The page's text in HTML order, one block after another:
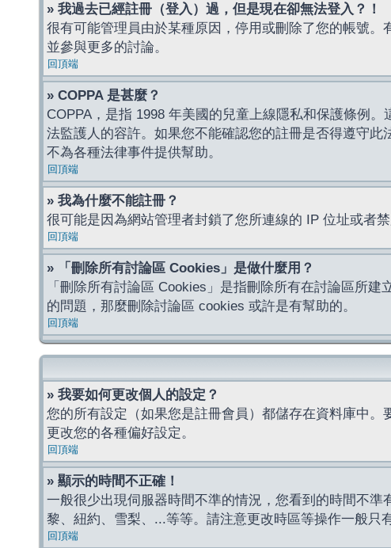
» 我過去已經註冊（登入）過，但是現在卻無法登入？！
很有可能管理員由於某種原因，停用或刪除了您的帳號
並參與更多的討論。
回頂端
» COPPA 是甚麼？
COPPA，是指 1998 年美國的兒童上線隱私和保護條例
法監護人的容許。如果您不能確認您的註冊是否得遵守
不為各種法律事件提供幫助。
回頂端
» 我為什麼不能註冊？
很可能是因為網站管理者封鎖了您所連線的 IP 位址或者
回頂端
» 「刪除所有討論區 Cookies」是做什麼用？
「刪除所有討論區 Cookies」是指刪除所有在討論區所
的問題，那麼刪除討論區 cookies 或許是有幫助的。
回頂端
» 我要如何更改個人的設定？
您的所有設定（如果您是註冊會員）都儲存在資料庫中。
更改您的各種偏好設定。
回頂端
» 顯示的時間不正確！
一般很少出現伺服器時間不準的情況，您看到的時間不
黎、紐約、雪梨、...等等。請注意更改時區等操作一般只
回頂端